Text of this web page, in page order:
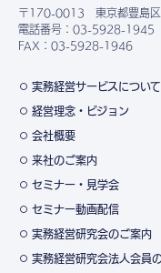
〒170-0013 東京都豊島
電話番号：03-5928-1945
FAX：03-5928-1946
実務経営サービスについて
経営理念・ビジョン
会社概要
来社のご案内
セミナー・見学会
セミナー動画配信
実務経営研究会のご案内
実務経営研究会法人会員